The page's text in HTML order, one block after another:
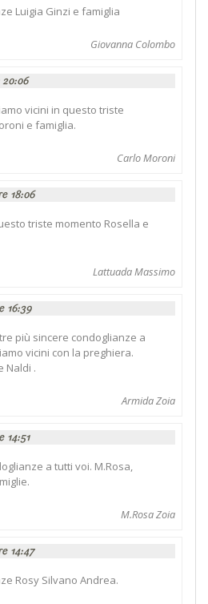
Luigia Ginzi e famiglia
Giovanna Colombo
vicini in questo triste
e famiglia.
Carlo Moroni
18:06
triste momento Rosella e
Lattuada Massimo
16:39
più sincere condoglianze a
vicini con la preghiera.
Naldi .
Armida Zoia
14:51
a tutti voi. M.Rosa,
M.Rosa Zoia
14:47
Rosy Silvano Andrea.